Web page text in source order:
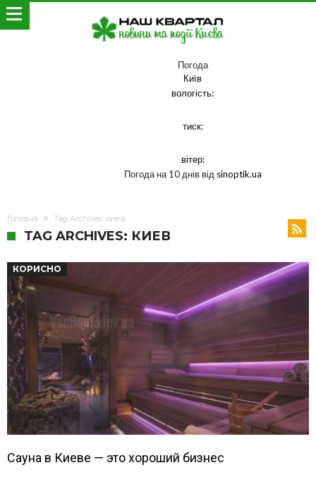
Погода
Київ
вологість:
тиск:
вітер:
Погода на 10 днів від sinoptik.ua
Головна Tag Archives: киев
TAG ARCHIVES: КИЕВ
КОРИСНО
Сауна в Киеве — это хороший бизнес